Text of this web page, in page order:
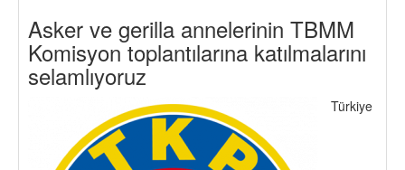
Asker ve gerilla annelerinin TBMM
Komisyon toplantılarına katılmalarını
selamlıyoruz
Türkiye